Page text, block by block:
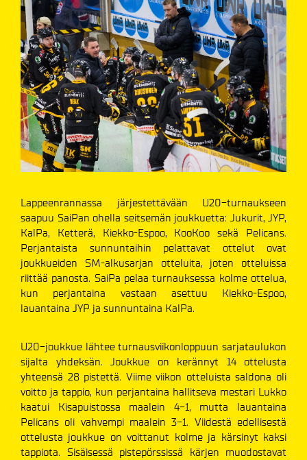
Lappeenrannassa järjestettävään U20-turnaukseen
saapuu SaiPan ohella seitsemän joukkuetta: Jukurit, JYP,
KalPa, Ketterä, Kiekko-Espoo, KooKoo sekä Pelicans.
Perjantaista sunnuntaihin pelattavat ottelut ovat
joukkueiden SM-alkusarjan otteluita, joten otteluissa
riittää panosta. SaiPa pelaa turnauksessa kolme ottelua,
kun perjantaina vastaan asettuu Kiekko-Espoo,
lauantaina JYP ja sunnuntaina KalPa.
U20-joukkue lähtee turnausviikonloppuun sarjataulukon
sijalta yhdeksän. Joukkue on kerännyt 14 ottelusta
yhteensä 28 pistettä. Viime viikon otteluista saldona oli
voitto ja tappio, kun perjantaina hallitseva mestari Lukko
kaatui Kisapuistossa maalein 4-1, mutta lauantaina
Pelicans oli vahvempi maalein 3-1. Viidestä edellisestä
ottelusta joukkue on voittanut kolme ja kärsinyt kaksi
tappiota. Sisäisessä pistepörssissä kärjen muodostavat